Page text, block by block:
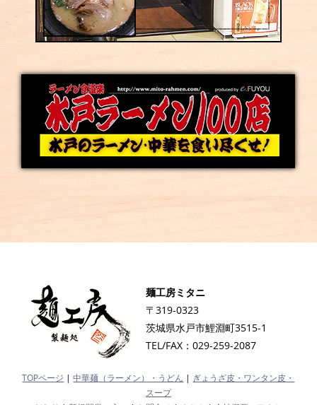
麺工房ミタニ
〒319-0323
茨城県水戸市鯉淵町3515-1
TEL/FAX：029-259-2087
TOPページ |中華麺（ラーメン）・うどん | ぎょうざ皮・ワンタン皮・
スープ